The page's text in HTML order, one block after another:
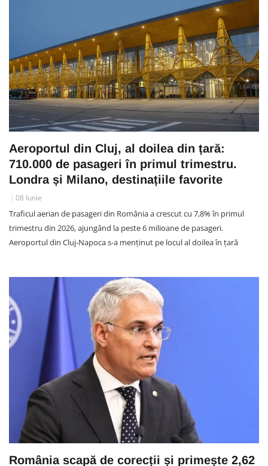
Aeroportul din Cluj, al doilea din țară:
710.000 de pasageri în primul trimestru.
Londra și Milano, destinațiile favorite
08 Iunie
Traficul aerian de pasageri din România a crescut cu 7,8% în primul
trimestru din 2026, ajungând la peste 6 milioane de pasageri.
Aeroportul din Cluj-Napoca s-a menținut pe locul al doilea în țară
România scapă de corecții și primește 2,62